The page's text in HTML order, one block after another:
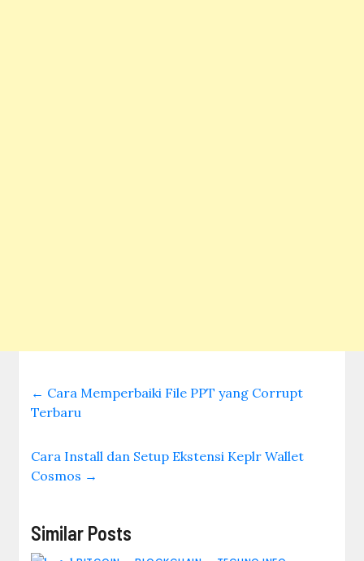
← Cara Memperbaiki File PPT yang Corrupt
Terbaru
Cara Install dan Setup Ekstensi Keplr Wallet
Cosmos →
Similar Posts